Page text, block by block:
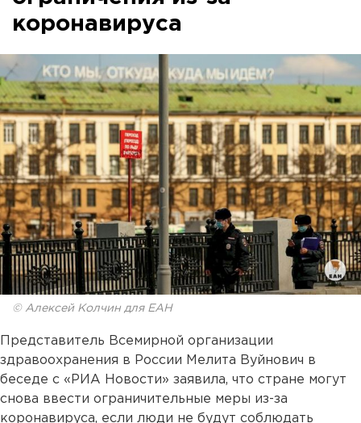
коронавируса
© Алексей Колчин для ЕАН
Представитель Всемирной организации
здравоохранения в России Мелита Вуйнович в
беседе с «РИА Новости» заявила, что стране могут
снова ввести ограничительные меры из-за
коронавируса, если люди не будут соблюдать